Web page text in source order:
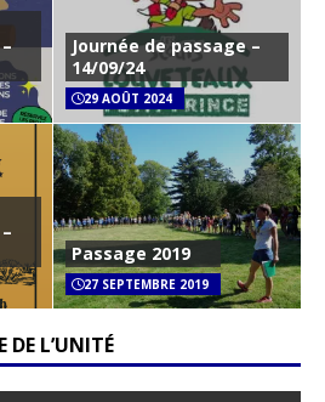
Journée de passage –
14/09/24
29 AOÛT 2024
Passage 2019
27 SEPTEMBRE 2019
DE L’UNITÉ